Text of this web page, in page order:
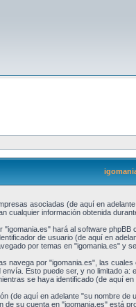
asociadas (de aquí en
cualquier información obtenida
hará al software
de usuario (de aquí en
por temas en "igomania.es" y
navega por "igomania.es", las
Esto puede ser, y no limitado
se haya identificado (de aquí en
(de aquí en adelante "su nombre
su cuenta en "igomania.es" está